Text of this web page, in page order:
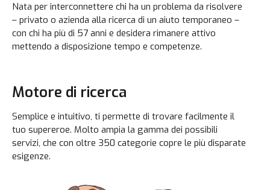
Nata per interconnettere chi ha un problema da risolvere
– privato o azienda alla ricerca di un aiuto temporaneo –
con chi ha più di 57 anni e desidera rimanere attivo
mettendo a disposizione tempo e competenze.
Motore di ricerca
Semplice e intuitivo, ti permette di trovare facilmente il
tuo supereroe. Molto ampia la gamma dei possibili
servizi, che con oltre 350 categorie copre le più disparate
esigenze.